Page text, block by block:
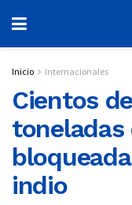
Inicio Internacionales
Cientos
indio